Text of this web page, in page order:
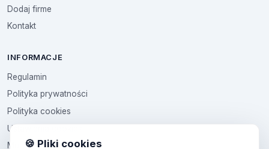
Dodaj firme
Kontakt
INFORMACJE
Regulamin
Polityka prywatności
Polityka cookies
Ustawienia cookies
Multikod🍪 Pliki cookies